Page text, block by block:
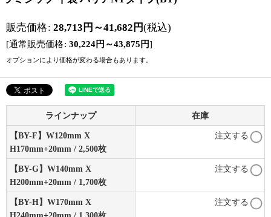
販売価格: 28,713 円 ～41,682 円(税込)
[通常販売価格: 30,224円 ～43,875 円]
オプションにより価格が変わる場合もあります。
ラインナップ 在庫
【BY-F】W120mm X
H170mm+20mm / 2,500枚
注文する
【BY-G】W140mm X
H200mm+20mm / 1,700枚
注文する
【BY-H】W170mm X
注文する